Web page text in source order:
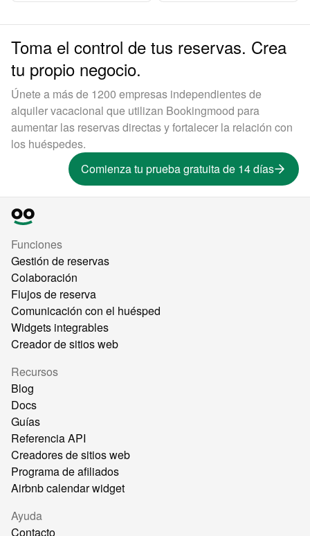
Toma el control de tus reservas. Crea
tu propio negocio.
Únete a más de 1200 empresas independientes de
alquiler vacacional que utilizan Bookingmood para
aumentar las reservas directas y fortalecer la relación con
los huéspedes.
Comienza tu prueba gratuita de 14 días
Funciones
Gestión de reservas
Colaboración
Flujos de reserva
Comunicación con el huésped
Widgets integrables
Creador de sitios web
Recursos
Blog
Docs
Guías
Referencia API
Creadores de sitios web
Programa de afiliados
Airbnb calendar widget
Ayuda
Contacto